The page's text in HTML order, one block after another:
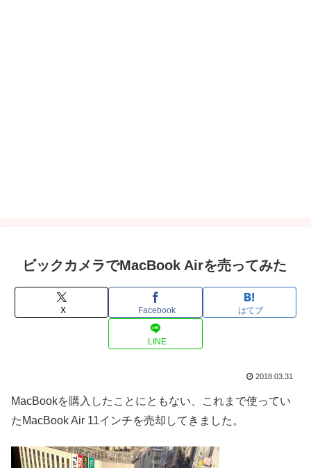
ビックカメラでMacBook Airを売ってみた
X Facebook はてブ
LINE
2018.03.31
MacBookを購入したことにともない、これまで使ってい
たMacBook Air 11インチを売却してきました。